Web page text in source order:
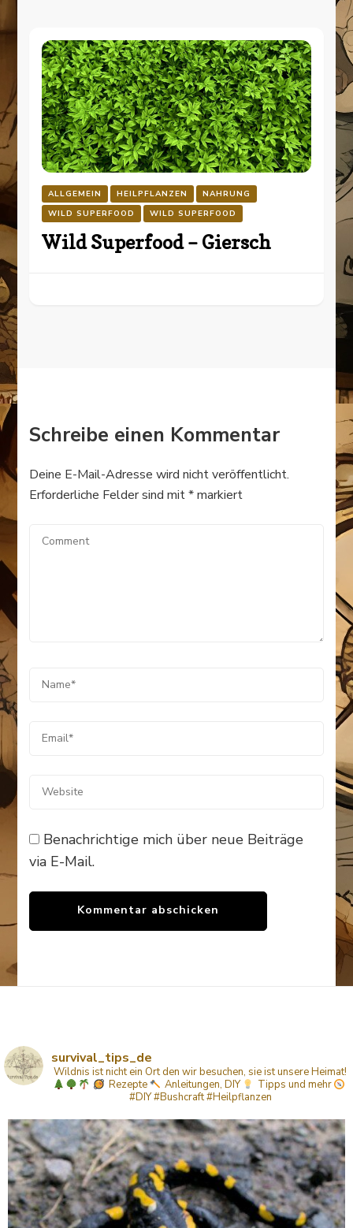
ALLGEMEIN HEILPFLANZEN
NAHRUNG
WILD SUPERFOOD
WILD SUPERFOOD
Wild Superfood – Giersch
Schreibe einen Kommentar
Deine E-Mail-Adresse wird nicht veröffentlicht.
Erforderliche Felder sind mit*markiert
Benachrichtige mich über neue Beiträge
via E-Mail.
survival_tips_de
Wildnis ist nicht ein Ort den wir besuchen, sie ist unsere Heimat!
Rezepte
Anleitungen, DIY Tipps und mehr
#DIY #Bushcraft #Heilpflanzen